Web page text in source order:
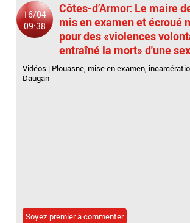
16/04
09:38
Côtes-d’Armor: Le maire
mis en examen et écroué
pour des «violences
entraîné la mort» d'une
Vidéos | Plouasne, mise en examen,
Daugan
Soyez premier à commenter